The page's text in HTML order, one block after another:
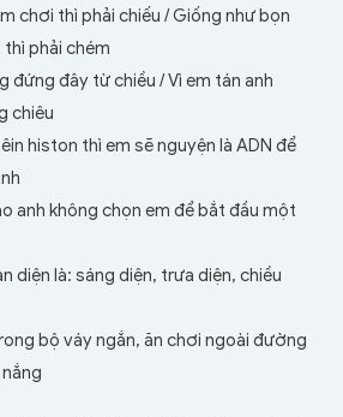
chơi thì phải chiếu /Giống như bọn
phải chém
đứng đây từ chiều /Vì em tán anh
chiêu
histon thì em sẽ nguyện là ADN để
anh không chọn em để bắt đầu một
diện là: sáng diện, trưa diện, chiều
bộ váy ngắn, ăn chơi ngoài đường